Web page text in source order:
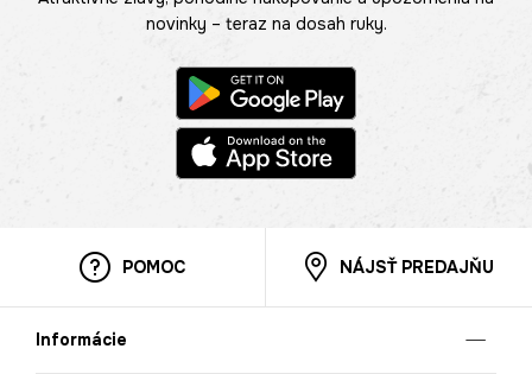
novinky – teraz na dosah ruky.
POMOC NÁJSŤ PREDAJŇU
Informácie